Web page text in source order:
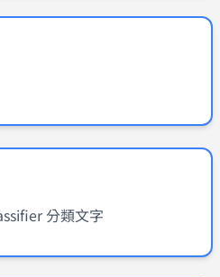
分類文字